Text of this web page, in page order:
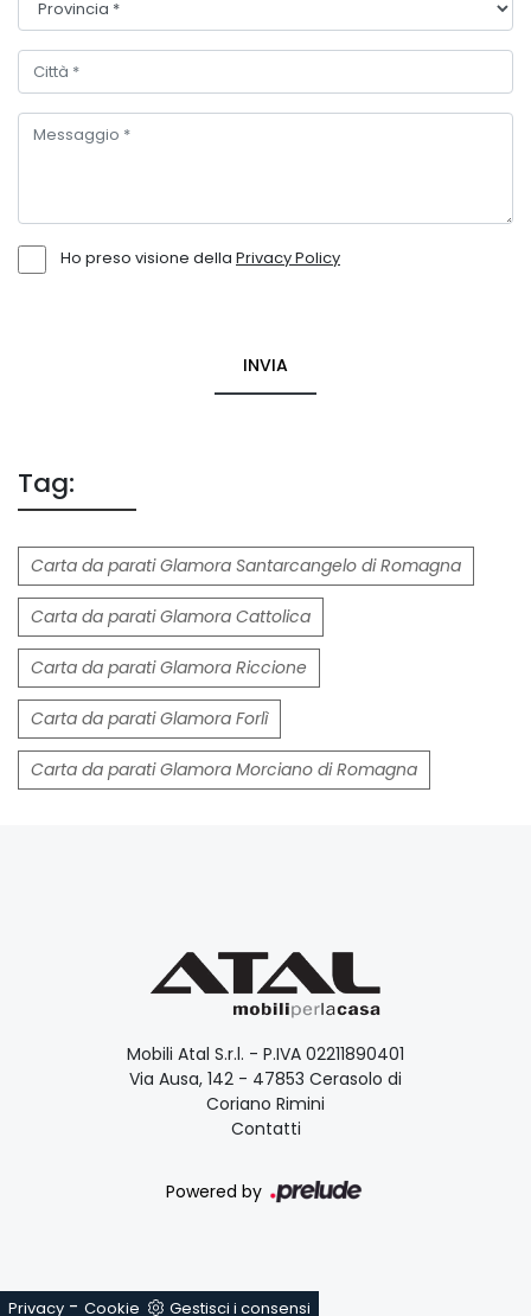
Ho preso visione della Privacy Policy
INVIA
Tag:
Carta da parati Glamora Santarcangelo di Romagna
Carta da parati Glamora Cattolica
Carta da parati Glamora Riccione
Carta da parati Glamora Forlì
Carta da parati Glamora Morciano di Romagna
Mobili Atal S.r.l. - P.IVA 02211890401
Via Ausa, 142 - 47853 Cerasolo di
Coriano Rimini
Contatti
Powered by
Privacy - Cookie Gestisci i consensi